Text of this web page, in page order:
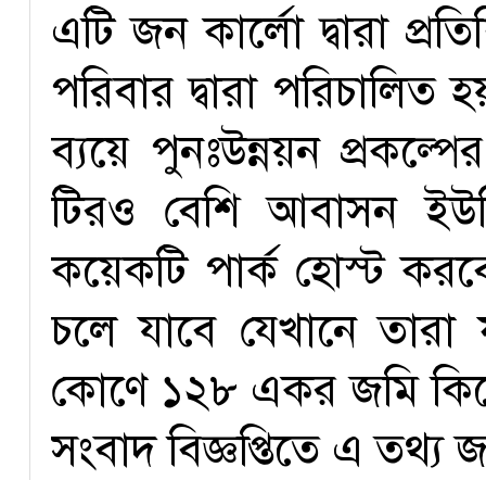
এটি জন কার্লো দ্বারা
পরিবার দ্বারা পরিচালিত
ব্যয়ে পুনঃউন্নয়ন
টিরও বেশি আবাসন
কয়েকটি পার্ক হোস্ট
চলে যাবে যেখানে
কোণে ১২৮ একর জমি
সংবাদ বিজ্ঞপ্তিতে এ তথ্য